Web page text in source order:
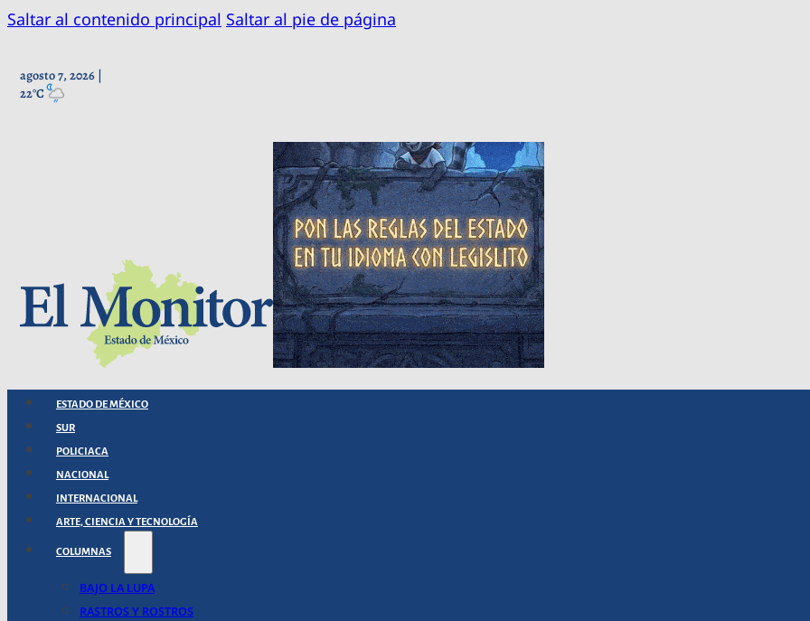
Saltar al contenido principal Saltar al pie de página
agosto 7, 2026 |
22°C
ESTADO DE MÉXICO
SUR
POLICIACA
NACIONAL
INTERNACIONAL
ARTE, CIENCIA Y TECNOLOGÍA
COLUMNAS
BAJO LA LUPA
RASTROS Y ROSTROS